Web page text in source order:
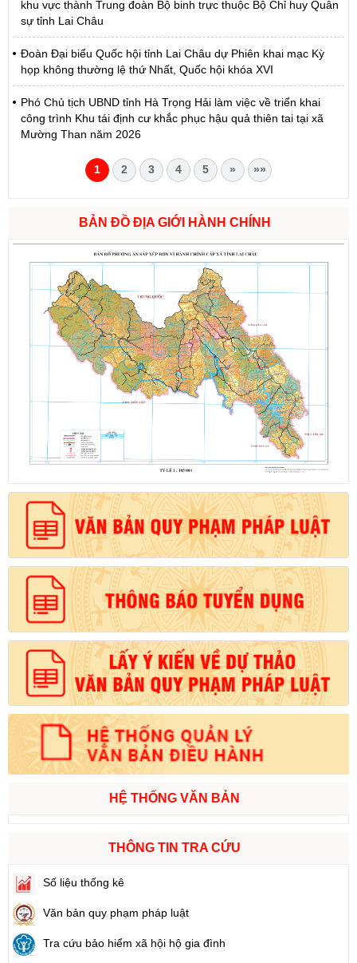
khu vực thành Trung đoàn Bộ binh trực thuộc Bộ Chỉ huy Quân
sự tỉnh Lai Châu
Đoàn Đại biểu Quốc hội tỉnh Lai Châu dự Phiên khai mạc Kỳ
họp không thường lệ thứ Nhất, Quốc hội khóa XVI
Phó Chủ tịch UBND tỉnh Hà Trọng Hải làm việc về triển khai
công trình Khu tái định cư khắc phục hậu quả thiên tai tại xã
Mường Than năm 2026
1 2 3 4 5 » »»
BẢN ĐỒ ĐỊA GIỚI HÀNH CHÍNH
HỆ THỐNG VĂN BẢN
THÔNG TIN TRA CỨU
Số liệu thống kê
Văn bản quy phạm pháp luật
Tra cứu bảo hiểm xã hội hộ gia đình